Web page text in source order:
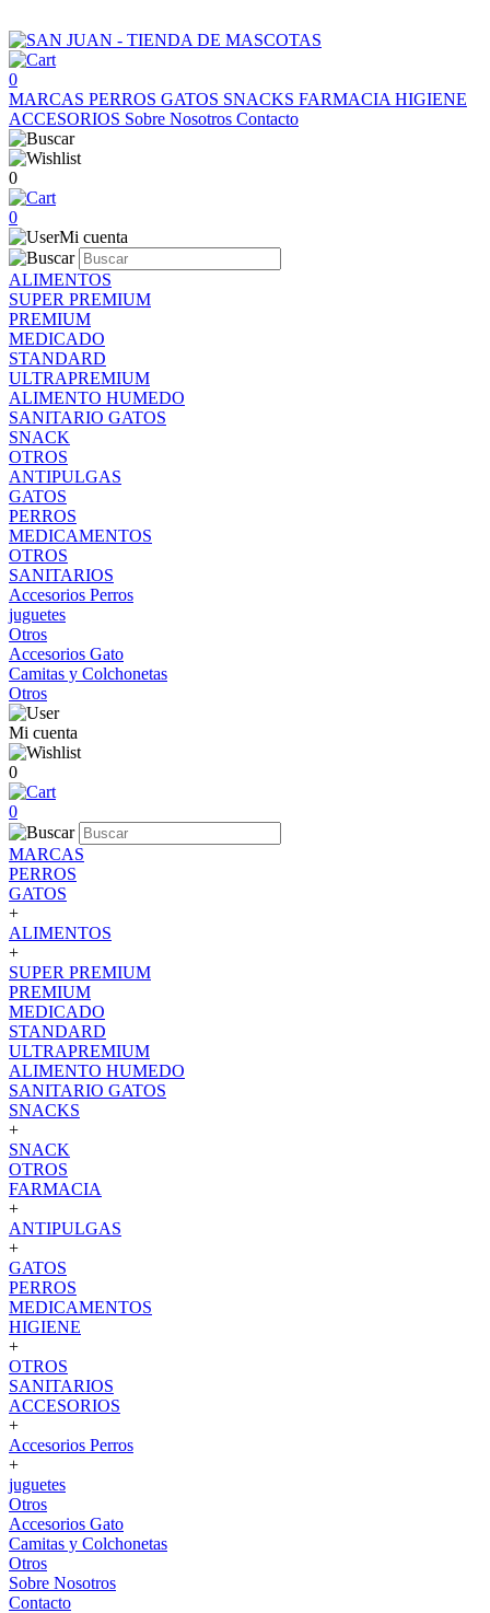
0
MARCAS PERROS GATOS SNACKS FARMACIA HIGIENE
ACCESORIOS Sobre Nosotros Contacto
0
0
Mi cuenta
ALIMENTOS
SUPER PREMIUM
PREMIUM
MEDICADO
STANDARD
ULTRAPREMIUM
ALIMENTO HUMEDO
SANITARIO GATOS
SNACK
OTROS
ANTIPULGAS
GATOS
PERROS
MEDICAMENTOS
OTROS
SANITARIOS
Accesorios Perros
juguetes
Otros
Accesorios Gato
Camitas y Colchonetas
Otros
Mi cuenta
0
0
MARCAS
PERROS
GATOS
+
ALIMENTOS
+
SUPER PREMIUM
PREMIUM
MEDICADO
STANDARD
ULTRAPREMIUM
ALIMENTO HUMEDO
SANITARIO GATOS
SNACKS
+
SNACK
OTROS
FARMACIA
+
ANTIPULGAS
+
GATOS
PERROS
MEDICAMENTOS
HIGIENE
+
OTROS
SANITARIOS
ACCESORIOS
+
Accesorios Perros
+
juguetes
Otros
Accesorios Gato
Camitas y Colchonetas
Otros
Sobre Nosotros
Contacto